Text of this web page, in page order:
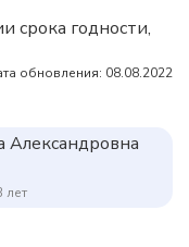
срока годности,
обновления: 08.08.2022
лет